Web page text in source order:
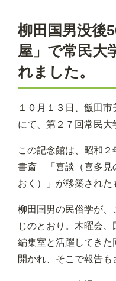
柳田国男没
屋」で常民大
れました。
１０月１３日、飯田
にて、第２７回常民大
この記念館は、昭和
書斎 「喜談（喜多見
おく）」が移築された
柳田国男の民俗学が
じのとおり。木曜会
編集室と活躍してき
開かれ、そこで報告も